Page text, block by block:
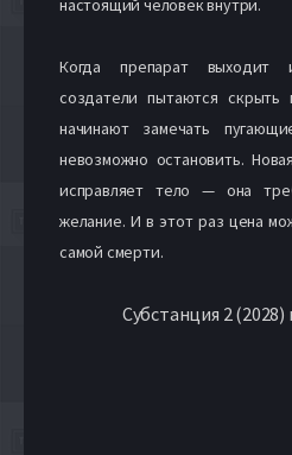
настоящий человек внутри.
Когда препарат выходит
создатели пытаются скрыть
начинают замечать
невозможно остановить.
исправляет тело — она
желание. И в этот раз цена
самой смерти.
Субстанция 2 (2028)